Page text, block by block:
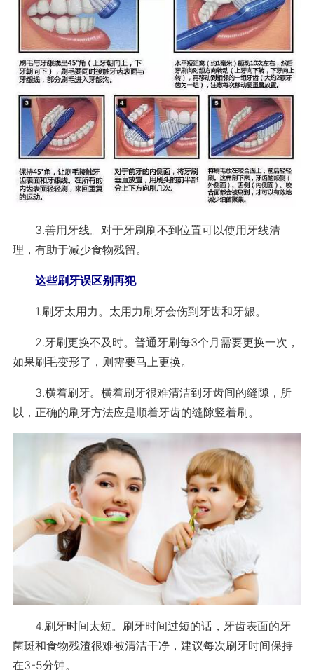
3.善用牙线。对于牙刷刷不到位置可以使用牙线清
理，有助于减少食物残留。
这些刷牙误区别再犯
1.刷牙太用力。太用力刷牙会伤到牙齿和牙龈。
2.牙刷更换不及时。普通牙刷每3个月需要更换一次，
如果刷毛变形了，则需要马上更换。
3.横着刷牙。横着刷牙很难清洁到牙齿间的缝隙，所
以，正确的刷牙方法应是顺着牙齿的缝隙竖着刷。
4.刷牙时间太短。刷牙时间过短的话，牙齿表面的牙
菌斑和食物残渣很难被清洁干净，建议每次刷牙时间保持
在3-5分钟。